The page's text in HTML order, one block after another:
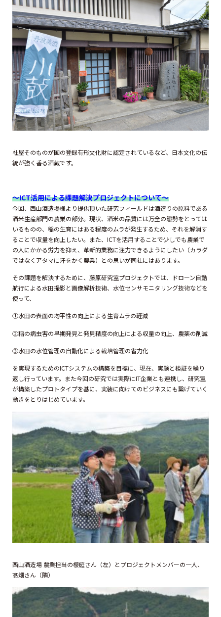
社屋そのものが国の登録有形文化財に認定されているなど、日本文化の伝
統が強く香る酒蔵です。
～ICT活用による課題解決プロジェクトについて～
今回、西山酒造場様より提供頂いた研究フィールドは酒造りの原料である
酒米生産部門の農業の部分。現状、酒米の品質には万全の態勢をとっては
いるものの、稲の生育にはある程度のムラが発生するため、それを解消す
ることで収量を向上したい。また、ICTを活用することで少しでも農業で
の人にかかる労力を抑え、革新的業務に注力できるようにしたい（カラダ
ではなくアタマに汗をかく農業）との思いが同社にはあります。
その課題を解決するために、藤原研究室プロジェクトでは、ドローン自動
航行による水田撮影と画像解析技術、水位センサモニタリング技術などを
使って、
①水田の表面の均平性の向上による生育ムラの軽減
②稲の病虫害の早期発見と発見精度の向上による収量の向上、農薬の削減
③水田の水位管理の自動化による栽培管理の省力化
を実現するためのICTシステムの構築を目標に、現在、実験と検証を繰り
返し行っています。また今回の研究では実際にIT企業とも連携し、研究室
が構築したプロトタイプを基に、実装に向けてのビジネスにも繋げていく
動きをとりはじめています。
西山酒造場 農業担当の櫻庭さん（左）とプロジェクトメンバーの一人、
髙畑さん（隣）